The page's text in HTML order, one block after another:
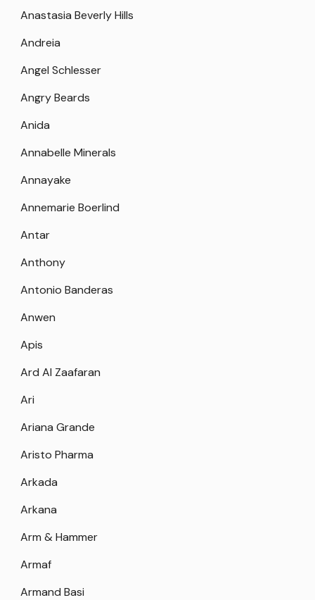
Anastasia Beverly Hills
Andreia
Angel Schlesser
Angry Beards
Anida
Annabelle Minerals
Annayake
Annemarie Boerlind
Antar
Anthony
Antonio Banderas
Anwen
Apis
Ard Al Zaafaran
Ari
Ariana Grande
Aristo Pharma
Arkada
Arkana
Arm & Hammer
Armaf
Armand Basi